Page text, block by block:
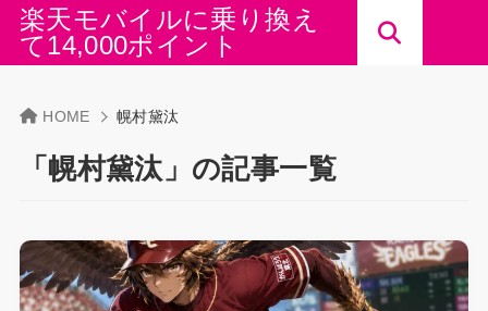
楽天モバイルに乗り換え
て14,000ポイント
HOME 幌村黛汰
「幌村黛汰」の記事一覧